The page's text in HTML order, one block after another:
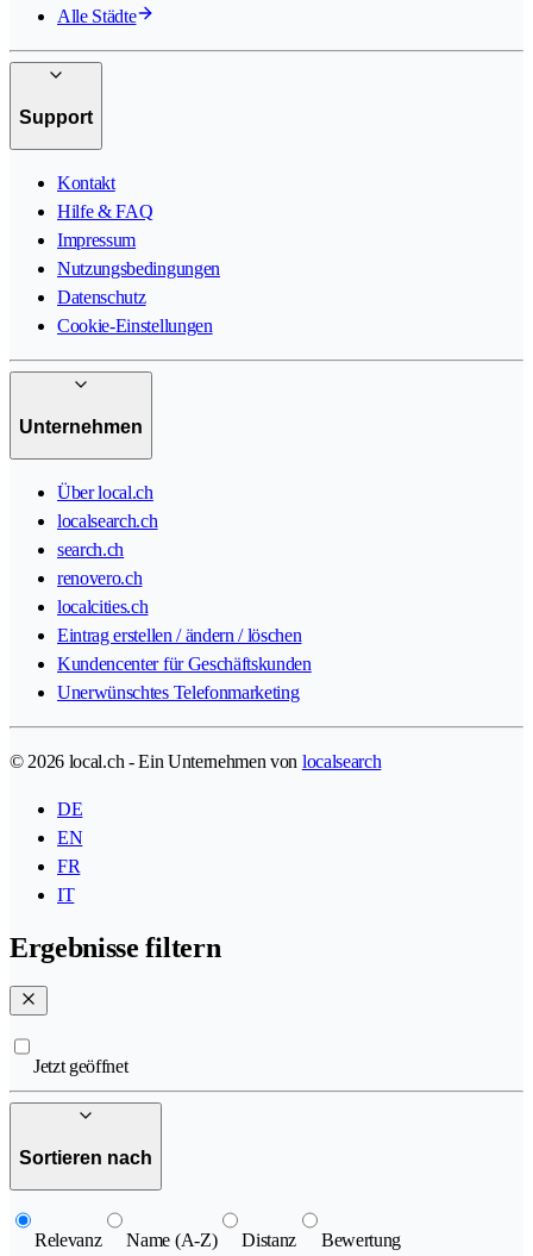
Alle Städte
Support
Kontakt
Hilfe & FAQ
Impressum
Nutzungsbedingungen
Datenschutz
Cookie-Einstellungen
Unternehmen
Über local.ch
localsearch.ch
search.ch
renovero.ch
localcities.ch
Eintrag erstellen / ändern / löschen
Kundencenter für Geschäftskunden
Unerwünschtes Telefonmarketing
© 2026 local.ch - Ein Unternehmen von localsearch
DE
EN
FR
IT
Ergebnisse filtern
Jetzt geöffnet
Sortieren nach
Relevanz Name (A-Z) Distanz Bewertung